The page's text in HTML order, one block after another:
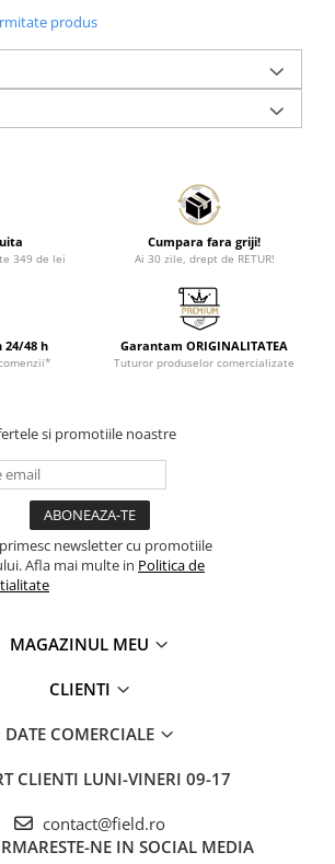
produs
349 de lei
Cumpara fara griji!
Ai 30 zile, drept de RETUR!
24/48 h Garantam ORIGINALITATEA
Tuturor produselor comercializate
si promotiile noastre
newsletter cu promotiile
Afla mai multe in Politica de
MAGAZINUL MEU
CLIENTI
DATE COMERCIALE
CLIENTI LUNI-VINERI 09-17
contact@field.ro
NE IN SOCIAL MEDIA